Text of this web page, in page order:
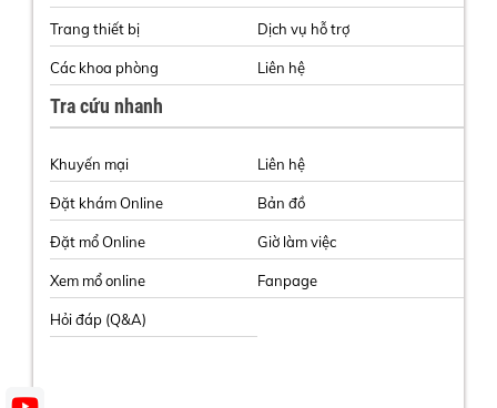
Trang thiết bị
Các khoa phòng
Dịch vụ hỗ trợ
Liên hệ
Tra cứu nhanh
Khuyến mại
Đặt khám Online
Đặt mổ Online
Xem mổ online
Hỏi đáp (Q&A)
Liên hệ
Bản đồ
Giờ làm việc
Fanpage